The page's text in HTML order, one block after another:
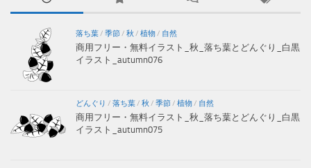
落ち葉/ 季節/ 秋 / 植物/ 自然
商用フリー・無料イラスト_秋_落ち葉とどんぐり_白黒
イラスト_autumn076
どんぐり / 落ち葉/ 秋 / 季節/ 植物/ 自然
商用フリー・無料イラスト_秋_落ち葉とどんぐり_白黒
イラスト_autumn075